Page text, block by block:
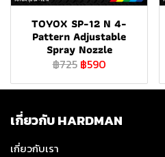
TOYOX SP-12 N 4-
Pattern Adjustable
Spray Nozzle
฿725 ฿590
เกี่ยวกับ HARDMAN
เกี่ยวกับเรา